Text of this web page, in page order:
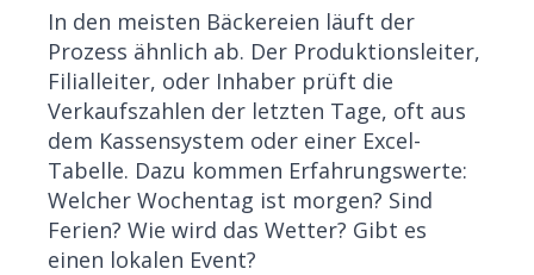
In den meisten Bäckereien läuft der
Prozess ähnlich ab. Der Produktionsleiter,
Filialleiter, oder Inhaber prüft die
Verkaufszahlen der letzten Tage, oft aus
dem Kassensystem oder einer Excel-
Tabelle. Dazu kommen Erfahrungswerte:
Welcher Wochentag ist morgen? Sind
Ferien? Wie wird das Wetter? Gibt es
einen lokalen Event?